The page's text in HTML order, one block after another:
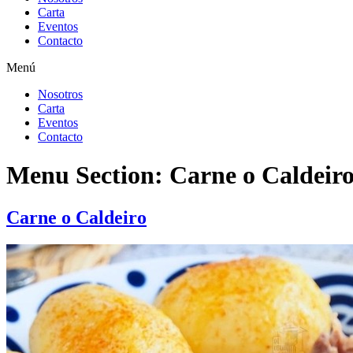
Carta
Eventos
Contacto
Menú
Nosotros
Carta
Eventos
Contacto
Menu Section: Carne o
Carne o Caldeiro